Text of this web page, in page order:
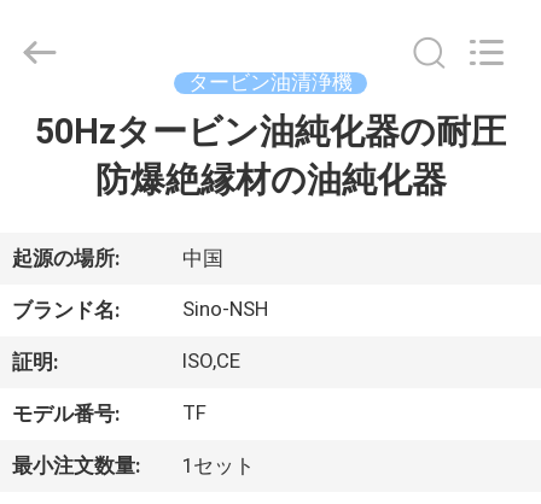
ロ
ダ
ク
ト
NSH
タービン油清浄機
50Hzタービン油純化器の耐圧
防爆絶縁材の油純化器
起源の場所: 中国
ブランド名: Sino-NSH
証明: ISO,CE
モデル番号: TF
最小注文数量: 1セット